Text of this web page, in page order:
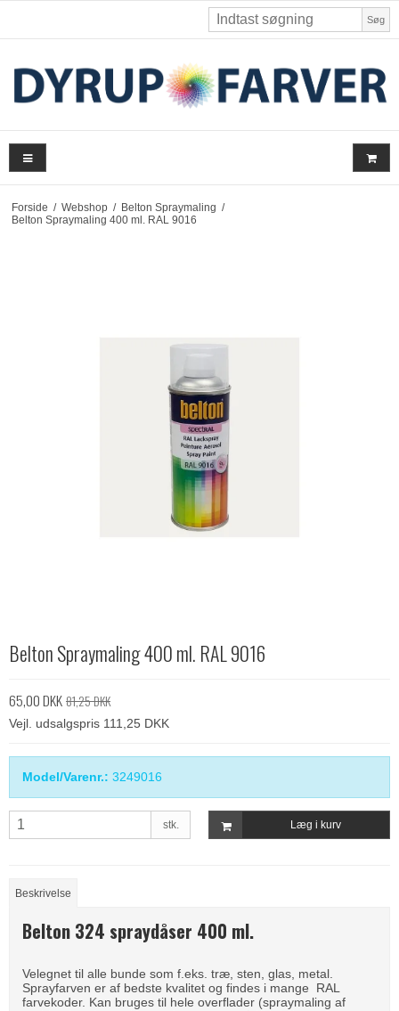
Søg
Forside / Webshop / Belton Spraymaling /
Belton Spraymaling 400 ml. RAL 9016
Belton Spraymaling 400 ml. RAL 9016
65,00 DKK81,25 DKK
Vejl. udsalgspris 111,25 DKK
Model/Varenr.: 3249016
stk. Læg i kurv
Beskrivelse
Belton 324 spraydåser 400 ml.
Velegnet til alle bunde som f.eks. træ, sten, glas, metal.
Sprayfarven er af bedste kvalitet og findes i mange RAL
farvekoder. Kan bruges til hele overflader (spraymaling af